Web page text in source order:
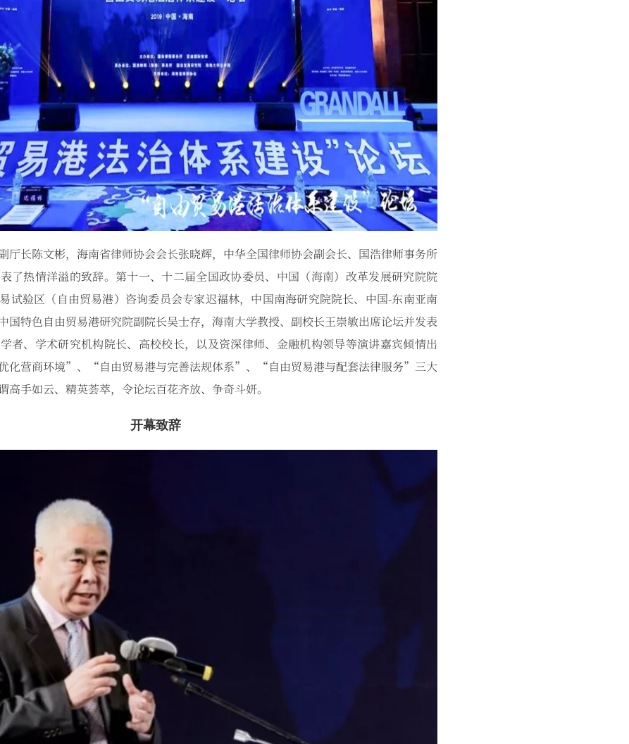
厅长陈文彬，海南省律师协会会长张晓辉，中华全国律师协会副会长、国浩律师事务所
了热情洋溢的致辞。第十一、十二届全国政协委员、中国（海南）改革发展研究院院
试验区（自由贸易港）咨询委员会专家迟福林，中国南海研究院院长、中国-东南亚南
国特色自由贸易港研究院副院长吴士存，海南大学教授、副校长王崇敏出席论坛并发表
者、学术研究机构院长、高校校长，以及资深律师、金融机构领导等演讲嘉宾倾情出
化营商环境”、“自由贸易港与完善法规体系”、“自由贸易港与配套法律服务”三大
高手如云、精英荟萃，令论坛百花齐放、争奇斗妍。
开幕致辞